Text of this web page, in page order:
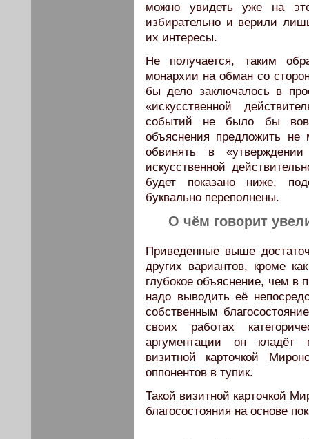
можно увидеть уже на
избирательно и верили
их интересы.
Не получается, таким
монархии на обман со
бы дело заключалось в
«искусственной
событий не было бы
объяснения предложить не
обвинять в
искусственной
будет показано ниже,
буквально переполнены.
О чём говорит
Приведенные выше
других вариантов, кроме
глубокое объяснение, чем в
надо выводить её
собственным
своих работах
аргументации он кладёт
визитной карточкой
оппонентов в тупик.
Такой визитной карточкой
благосостояния на основе